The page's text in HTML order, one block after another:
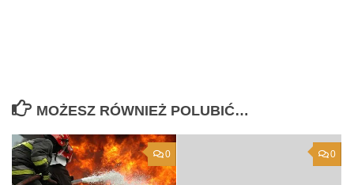
MOŻESZ RÓWNIEŻ POLUBIĆ…
0 0